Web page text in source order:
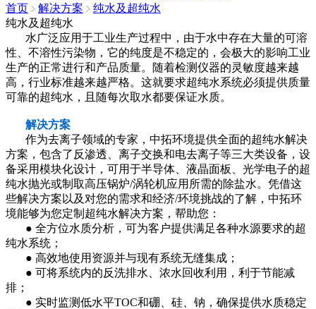
首页
解决方案
纯水及超纯水
纯水及超纯水
水广泛应用于工业生产过程中，由于水中存在大量的可溶
性、不溶性污染物，它的纯度是不稳定的，会极大的影响工业
生产的正常进行和产品质量。随着检测仪器的灵敏度越来越
高，行业标准越来越严格。这就要求超纯水系统必须提供质量
可靠的超纯水，且随每次取水都要保证水质。
解决方案
作为去离子领域的专家，中拓环境提供全面的超纯水解决
方案，包含了反渗透、离子交换和电去离子等三大类设备，设
备采用模块化设计，可用于半导体、液晶面板、光学电子的超
纯水抛光或制取高压锅炉/涡轮机应用所需的除盐水。凭借这
些解决方案以及对您的需求和经济/环境挑战的了解，中拓环
境能够为您定制超纯水解决方案，帮助您：
● 全方位水质分析，可为客户提供满足各种水源要求的超
纯水系统；
● 高效地使用资源并与现有系统无缝集成；
● 可将系统内的反洗排水、浓水回收利用，利于节能减
排；
● 实时监测低水平TOC和硼、硅、钠，确保提供水质稳定